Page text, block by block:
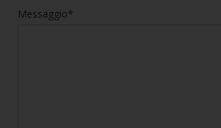
Messaggio*